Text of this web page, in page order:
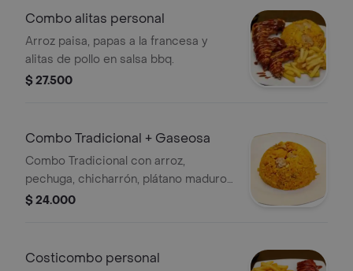
Combo alitas personal
Arroz paisa, papas a la francesa y
alitas de pollo en salsa bbq.
$ 27.500
Combo Tradicional + Gaseosa
Combo Tradicional con arroz,
pechuga, chicharrón, plátano maduro,
costilla ahumada y maíz, acompañado
$ 24.000
Costicombo personal